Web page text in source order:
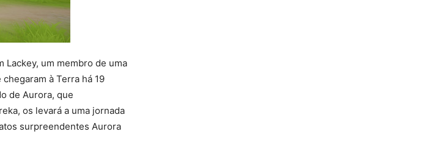
Lackey, um membro de uma
à Terra há 19
de Aurora, que
os levará a uma jornada
surpreendentes Aurora